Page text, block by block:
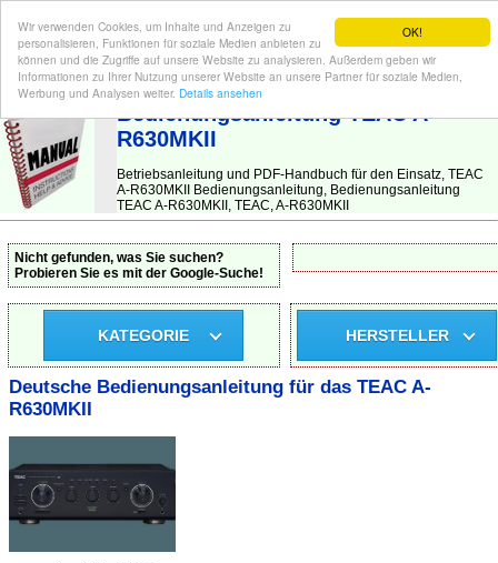
OK!
Wir verwenden Cookies, um Inhalte und Anzeigen zu
personalisieren, Funktionen für soziale Medien anbieten zu
können und die Zugriffe auf unsere Website zu analysieren. Außerdem geben wir
Informationen zu Ihrer Nutzung unserer Website an unsere Partner für soziale Medien,
Werbung und Analysen weiter. Details ansehen
BEDIENUNGSANLEITUNG| Hier finden Sie die deutsche Anleitung!
Bedienungsanleitung TEAC A-
R630MKII
Betriebsanleitung und PDF-Handbuch für den Einsatz, TEAC
A-R630MKII Bedienungsanleitung, Bedienungsanleitung
TEAC A-R630MKII, TEAC, A-R630MKII
Nicht gefunden, was Sie suchen?
Probieren Sie es mit der Google-Suche!
KATEGORIE HERSTELLER
Deutsche Bedienungsanleitung für das TEAC A-
R630MKII